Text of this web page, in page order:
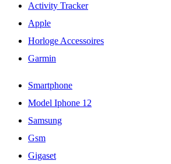
Activity Tracker
Apple
Horloge Accessoires
Garmin
Smartphone
Model Iphone 12
Samsung
Gsm
Gigaset